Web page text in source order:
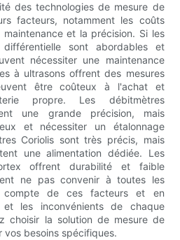
des technologies de mesure de
facteurs, notamment les coûts
et la précision. Si les
sont abordables et
nécessiter une maintenance
à ultrasons offrent des mesures
être coûteux à l'achat et
propre. Les débitmètres
une grande précision, mais
et nécessiter un étalonnage
Coriolis sont très précis, mais
une alimentation dédiée. Les
offrent durabilité et faible
ne pas convenir à toutes les
compte de ces facteurs et en
les inconvénients de chaque
choisir la solution de mesure de
besoins spécifiques.